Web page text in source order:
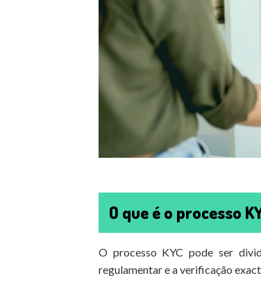
O que é o processo
O processo KYC pode ser
regulamentar e a verificação